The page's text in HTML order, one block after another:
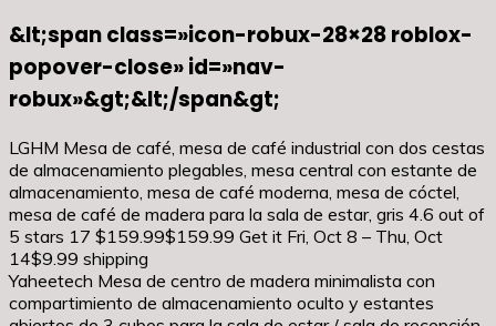
&lt;span class=»icon-robux-28×28 roblox-
popover-close» id=»nav-
robux»&gt;&lt;/span&gt;
LGHM Mesa de café, mesa de café industrial con dos cestas
de almacenamiento plegables, mesa central con estante de
almacenamiento, mesa de café moderna, mesa de cóctel,
mesa de café de madera para la sala de estar, gris 4.6 out of
5 stars 17 $159.99$159.99 Get it Fri, Oct 8 – Thu, Oct
14$9.99 shipping
Yaheetech Mesa de centro de madera minimalista con
compartimiento de almacenamiento oculto y estantes